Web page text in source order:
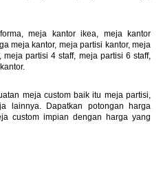
meja kantor ikea, meja kantor
meja kantor, meja partisi kantor, meja
partisi 4 staff, meja partisi 6 staff,
meja custom baik itu meja partisi,
lainnya. Dapatkan potongan harga
custom impian dengan harga yang